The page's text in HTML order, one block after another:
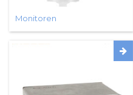
Monitoren